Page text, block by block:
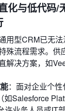
化与低代码/
用型CRM已无法
殊流程需求。供
解决方案，如
：面对企业个
如Salesforce